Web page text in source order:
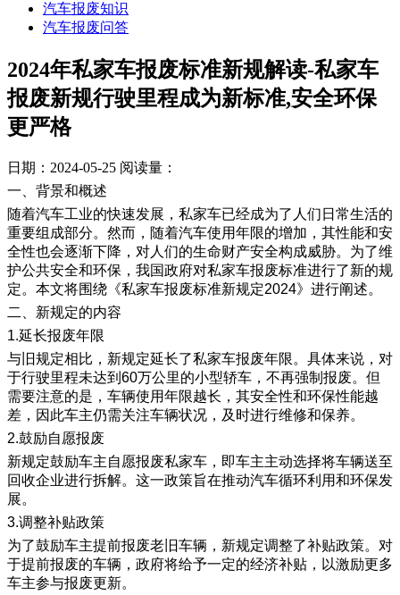
汽车报废知识
汽车报废问答
2024年私家车报废标准新规解读-私家车
报废新规行驶里程成为新标准,安全环保
更严格
日期：2024-05-25 阅读量：
一、背景和概述
随着汽车工业的快速发展，私家车已经成为了人们日常生活的
重要组成部分。然而，随着汽车使用年限的增加，其性能和安
全性也会逐渐下降，对人们的生命财产安全构成威胁。为了维
护公共安全和环保，我国政府对私家车报废标准进行了新的规
定。本文将围绕《私家车报废标准新规定2024》进行阐述。
二、新规定的内容
1.延长报废年限
与旧规定相比，新规定延长了私家车报废年限。具体来说，对
于行驶里程未达到60万公里的小型轿车，不再强制报废。但
需要注意的是，车辆使用年限越长，其安全性和环保性能越
差，因此车主仍需关注车辆状况，及时进行维修和保养。
2.鼓励自愿报废
新规定鼓励车主自愿报废私家车，即车主主动选择将车辆送至
回收企业进行拆解。这一政策旨在推动汽车循环利用和环保发
展。
3.调整补贴政策
为了鼓励车主提前报废老旧车辆，新规定调整了补贴政策。对
于提前报废的车辆，政府将给予一定的经济补贴，以激励更多
车主参与报废更新。